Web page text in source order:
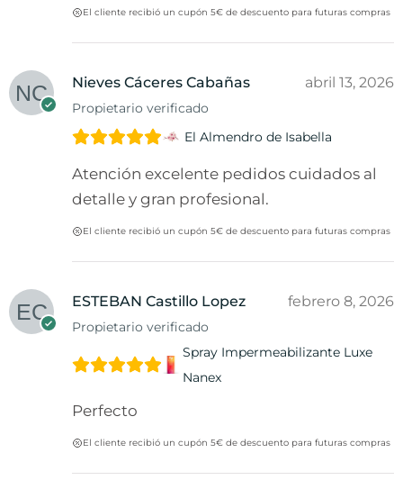
El cliente recibió un cupón 5€ de descuento para futuras compras
Nieves Cáceres Cabañas
Propietario verificado
abril 13, 2026
El Almendro de Isabella
Atención excelente pedidos cuidados al
detalle y gran profesional.
El cliente recibió un cupón 5€ de descuento para futuras compras
ESTEBAN Castillo Lopez
Propietario verificado
febrero 8, 2026
Spray Impermeabilizante Luxe
Nanex
Perfecto
El cliente recibió un cupón 5€ de descuento para futuras compras